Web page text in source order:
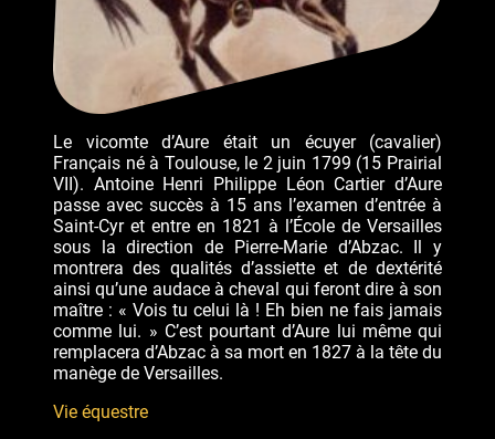
Le vicomte d’Aure était un écuyer (cavalier)
Français né à Toulouse, le 2 juin 1799 (15 Prairial
VII). Antoine Henri Philippe Léon Cartier d’Aure
passe avec succès à 15 ans l’examen d’entrée à
Saint-Cyr et entre en 1821 à l’École de Versailles
sous la direction de Pierre-Marie d’Abzac. Il y
montrera des qualités d’assiette et de dextérité
ainsi qu’une audace à cheval qui feront dire à son
maître : « Vois tu celui là ! Eh bien ne fais jamais
comme lui. » C’est pourtant d’Aure lui même qui
remplacera d’Abzac à sa mort en 1827 à la tête du
manège de Versailles.
Vie équestre